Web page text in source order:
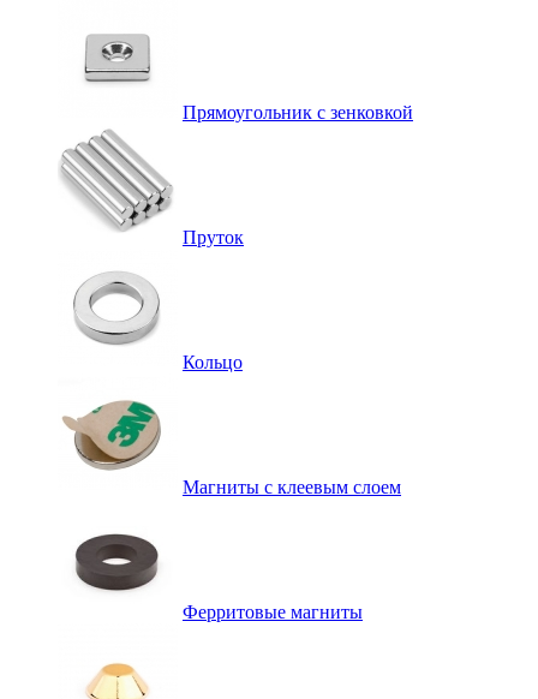
Прямоугольник с зенковкой
Пруток
Кольцо
Магниты с клеевым слоем
Ферритовые магниты